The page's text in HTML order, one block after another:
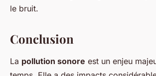
le bruit.
Conclusion
La pollution sonore est un enjeu